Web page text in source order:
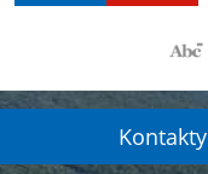
Kontakty